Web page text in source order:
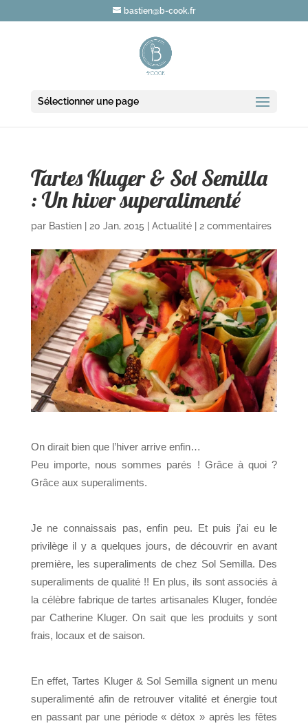
bastien@b-cook.fr
Sélectionner une page
Tartes Kluger & Sol Semilla
: Un hiver superalimenté
par Bastien| 20 Jan, 2015 Actualité| 2 commentaires
On dirait bien que l’hiver arrive enfin…
Peu importe, nous sommes parés ! Grâce à quoi ?
Grâce aux superaliments.
Je ne connaissais pas, enfin peu. Et puis j’ai eu le
privilège il y a quelques jours, de découvrir en avant
première, les superaliments de chez Sol Semilla. Des
superaliments de qualité !! En plus, ils sont associés à
la célèbre fabrique de tartes artisanales Kluger, fondée
par Catherine Kluger. On sait que les produits y sont
frais, locaux et de saison.
En effet, Tartes Kluger & Sol Semilla signent un menu
superalimenté afin de retrouver vitalité et énergie tout
en passant par une période « détox » après les fêtes